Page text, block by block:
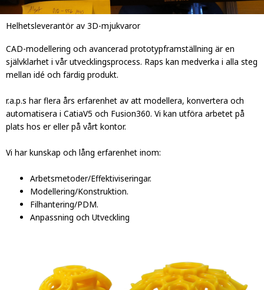
Helhetsleverantör av 3D-mjukvaror
CAD-modellering och avancerad prototypframställning är en
självklarhet i vår utvecklingsprocess. Raps kan medverka i alla steg
mellan idé och färdig produkt.
r.a.p.s har flera års erfarenhet av att modellera, konvertera och
automatisera i CatiaV5 och Fusion360. Vi kan utföra arbetet på
plats hos er eller på vårt kontor.
Vi har kunskap och lång erfarenhet inom:
Arbetsmetoder/Effektiviseringar.
Modellering/Konstruktion.
Filhantering/PDM.
Anpassning och Utveckling